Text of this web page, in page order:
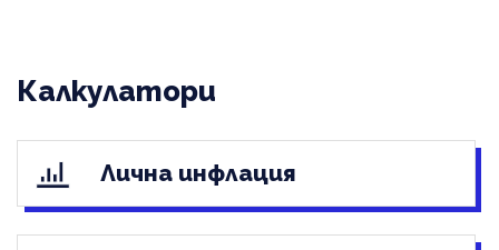
Калкулатори
Лична инфлация